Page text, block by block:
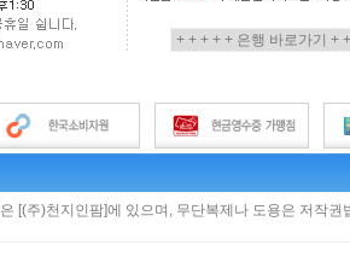
[(주)천지인팜]에 있으며, 무단복제나 도용은 저작